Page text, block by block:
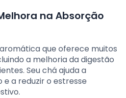
na Absorção
que oferece muitos
a melhoria da digestão
Seu chá ajuda a
a reduzir o estresse